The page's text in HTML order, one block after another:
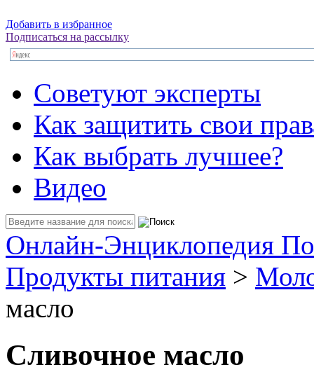
Добавить в избранное
Подписаться на рассылку
Советуют эксперты
Как защитить свои
Как выбрать лучшее?
Видео
Онлайн-Энциклопедия
Продукты питания >
масло
Сливочное масло